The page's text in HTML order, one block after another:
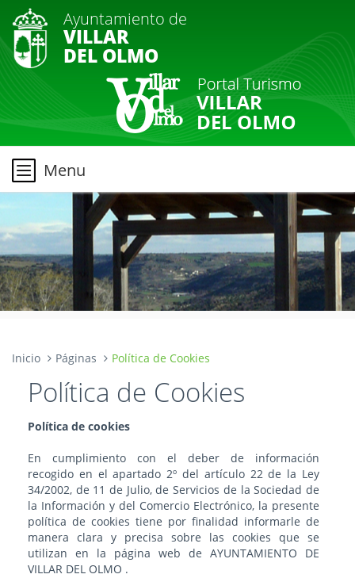
Ayuntamiento de
VILLAR
DEL OLMO
Menu
Inicio Páginas Política de Cookies
Política de Cookies
Política de cookies
En cumplimiento con el deber de información
recogido en el apartado 2º del artículo 22 de la Ley
34/2002, de 11 de Julio, de Servicios de la Sociedad de
la Información y del Comercio Electrónico, la presente
política de cookies tiene por finalidad informarle de
manera clara y precisa sobre las cookies que se
utilizan en la página web de AYUNTAMIENTO DE
VILLAR DEL OLMO .